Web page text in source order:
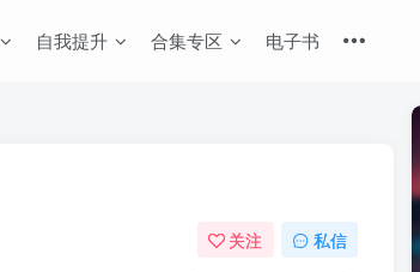
自我提升 合集专区 电子书
关注 私信